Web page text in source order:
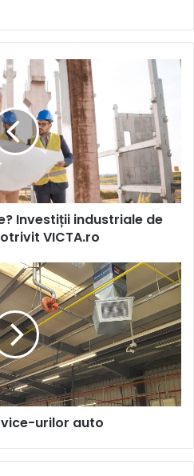
Investiții industriale de
VICTA.ro
urilor auto